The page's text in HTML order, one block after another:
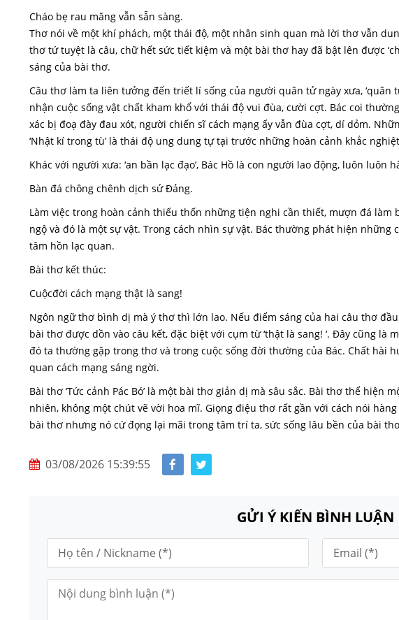
Cháo bẹ rau măng vẫn sẵn sàng.
Thơ nói về một khí phách, một thái độ, một nhân sinh quan mà lời thơ vẫn
thơ tứ tuyệt là câu, chữ hết sức tiết kiệm và một bài thơ hay đã bật lên được
sáng của bài thơ.
Câu thơ làm ta liên tưởng đến triết lí sống của người quân tử ngày xưa, ‘quân
nhận cuộc sống vật chất kham khổ với thái độ vui đùa, cười cợt. Bác coi
xác bị đoạ đày đau xót, người chiến sĩ cách mạng ấy vẫn đùa cợt, dí dỏm. Những
‘Nhật kí trong tù’ là thái độ ung dung tự tại trước những hoàn cảnh khắc
Khác với người xưa: ‘an bần lạc đạo’, Bác Hồ là con người lao động, luôn luôn
Bàn đá chông chênh dịch sử Đảng.
Làm việc trong hoàn cảnh thiếu thốn những tiện nghi cần thiết, mượn đá làm
ngộ và đó là một sự vật. Trong cách nhìn sự vật. Bác thường phát hiện
tâm hồn lạc quan.
Bài thơ kết thúc:
Cuộcđời cách mạng thật là sang!
Ngôn ngữ thơ bình dị mà ý thơ thì lớn lao. Nếu điểm sáng của hai câu thơ đầu
bài thơ được dồn vào câu kết, đặc biệt với cụm từ ‘thật là sang! ‘. Đây cũng là
đó ta thường gặp trong thơ và trong cuộc sống đời thường của Bác. Chất hài
quan cách mạng sáng ngời.
Bài thơ ‘Tức cảnh Pác Bó’ là một bài thơ giản dị mà sâu sắc. Bài thơ thể hiện
nhiên, không một chút vẽ vời hoa mĩ. Giọng điệu thơ rất gần với cách nói hàng
bài thơ nhưng nó cứ đọng lại mãi trong tâm trí ta, sức sống lâu bền của bài
03/08/2026 15:39:55
GỬI Ý KIẾN BÌNH LUẬN